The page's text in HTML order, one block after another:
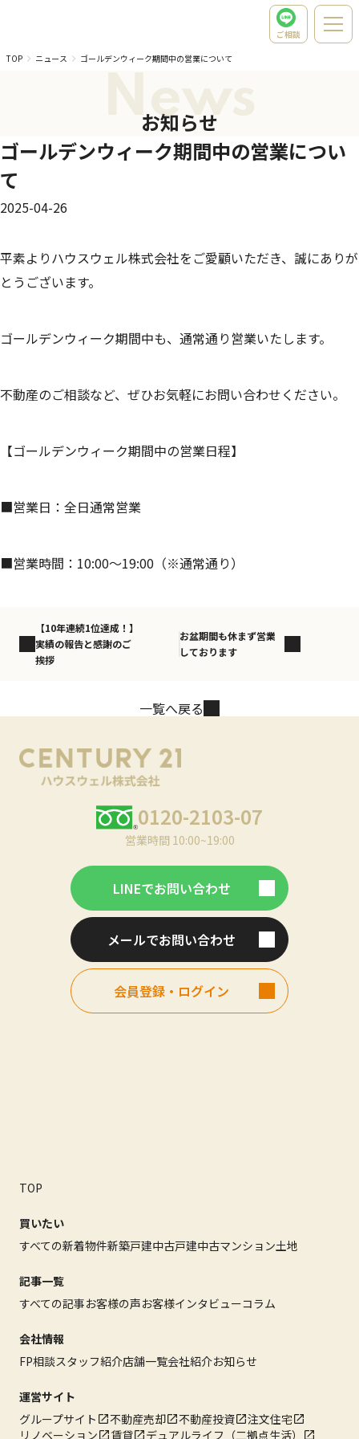
ご相談
TOP
ニュース ゴールデンウィーク期間中の営業について
News
お知らせ
ゴールデンウィーク期間中の営業につい
て
2025-04-26
平素よりハウスウェル株式会社をご愛顧いただき、誠にありが
とうございます。
ゴールデンウィーク期間中も、通常通り営業いたします。
不動産のご相談など、ぜひお気軽にお問い合わせください。
【ゴールデンウィーク期間中の営業日程】
■営業日：全日通常営業
■営業時間：10:00～19:00（※通常通り）
【10年連続1位達成！】
実績の報告と感謝のご
挨拶
お盆期間も休まず営業
しております
一覧へ戻る
0120-2103-07
営業時間 10:00~19:00
LINEでお問い合わせ
メールでお問い合わせ
会員登録・ログイン
TOP
買いたい
すべての新着物件新築戸建中古戸建中古マンション土地
記事一覧
すべての記事お客様の声お客様インタビューコラム
会社情報
FP相談スタッフ紹介店舗一覧会社紹介お知らせ
運営サイト
グループサイト
不動産売却 不動産投資
注文住宅
リノベーション
賃貸 デュアルライフ（二拠点生活）